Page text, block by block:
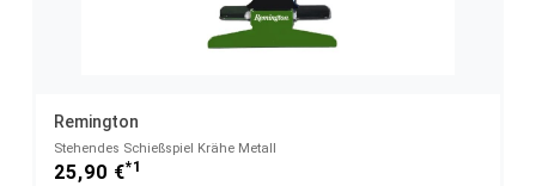
Remington
Stehendes Schießspiel Krähe Metall
25,90 €*1